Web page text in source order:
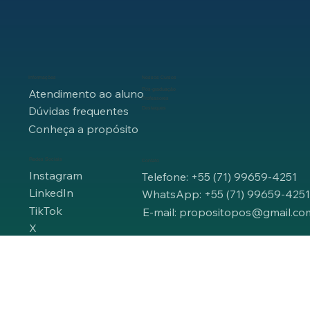
Redes Sociais
Instagram
LinkedIn
TikTok
X
Informações
Atendimento ao aluno
Dúvidas frequentes
Conheça a propósito
Nossos Cursos
Pós-graduação
Professores
Destaques
Contato
Telefone: +55 (71) 99659-4251
WhatsApp: +55 (71) 99659-4251
E-mail: